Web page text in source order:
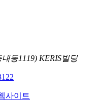
동1119) KERIS빌딩